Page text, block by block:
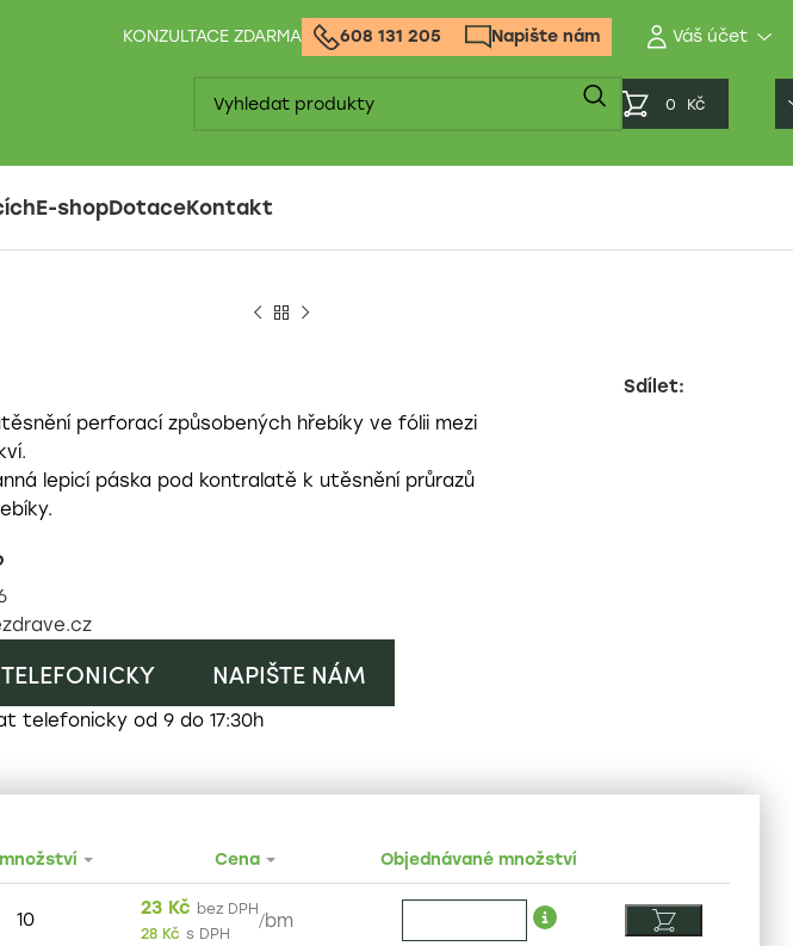
KONZULTACE ZDARMA 608 131 205 Napište nám
0 Kč
E-shopDotaceKontakt
perforací způsobených hřebíky ve fólii mezi
lepicí páska pod kontralatě k utěsnění průrazů
Sdílet:
NAPIŠTE NÁM
telefonicky od 9 do 17:30h
Cena Objednávané množství
10
23 Kč bez DPH
28 Kč s DPH
/bm